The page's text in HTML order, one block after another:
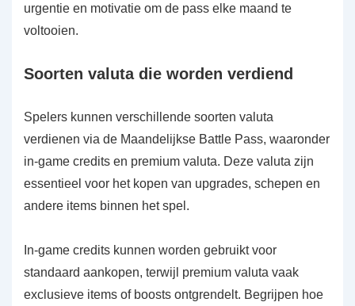
urgentie en motivatie om de pass elke maand te
voltooien.
Soorten valuta die worden verdiend
Spelers kunnen verschillende soorten valuta
verdienen via de Maandelijkse Battle Pass, waaronder
in-game credits en premium valuta. Deze valuta zijn
essentieel voor het kopen van upgrades, schepen en
andere items binnen het spel.
In-game credits kunnen worden gebruikt voor
standaard aankopen, terwijl premium valuta vaak
exclusieve items of boosts ontgrendelt. Begrijpen hoe